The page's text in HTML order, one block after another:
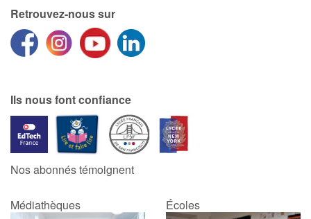
Retrouvez-nous sur
Ils nous font confiance
Nos abonnés témoignent
Médiathèques Écoles